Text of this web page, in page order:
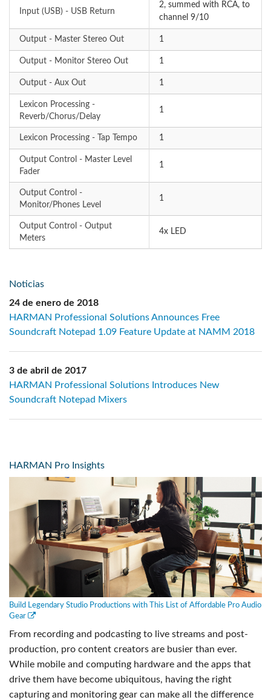
Input (USB) - USB Return
2, summed with RCA, to
channel 9/10
Output - Master Stereo Out 1
Output - Monitor Stereo Out 1
Output - Aux Out 1
Lexicon Processing -
Reverb/Chorus/Delay
1
Lexicon Processing - Tap Tempo 1
Output Control - Master Level
Fader
1
Output Control -
Monitor/Phones Level
1
Output Control - Output
Meters
4x LED
Noticias
24 de enero de 2018
HARMAN Professional Solutions Announces Free
Soundcraft Notepad 1.09 Feature Update at NAMM 2018
3 de abril de 2017
HARMAN Professional Solutions Introduces New
Soundcraft Notepad Mixers
HARMAN Pro Insights
Build Legendary Studio Productions with This List of Affordable Pro Audio
Gear
From recording and podcasting to live streams and post-
production, pro content creators are busier than ever.
While mobile and computing hardware and the apps that
drive them have become ubiquitous, having the right
capturing and monitoring gear can make all the difference